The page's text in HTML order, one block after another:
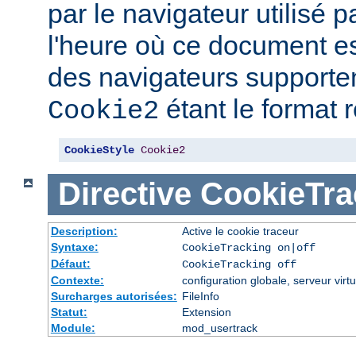
par le navigateur utilisé
l'heure où ce document
des navigateurs
Cookie2 étant le format
CookieStyle Cookie2
Directive
Description:
Active le cookie traceur
Syntaxe:
CookieTracking on|off
Défaut:
CookieTracking off
Contexte:
configuration globale, serveur
Surcharges autorisées: FileInfo
Statut:
Extension
Module:
mod_usertrack